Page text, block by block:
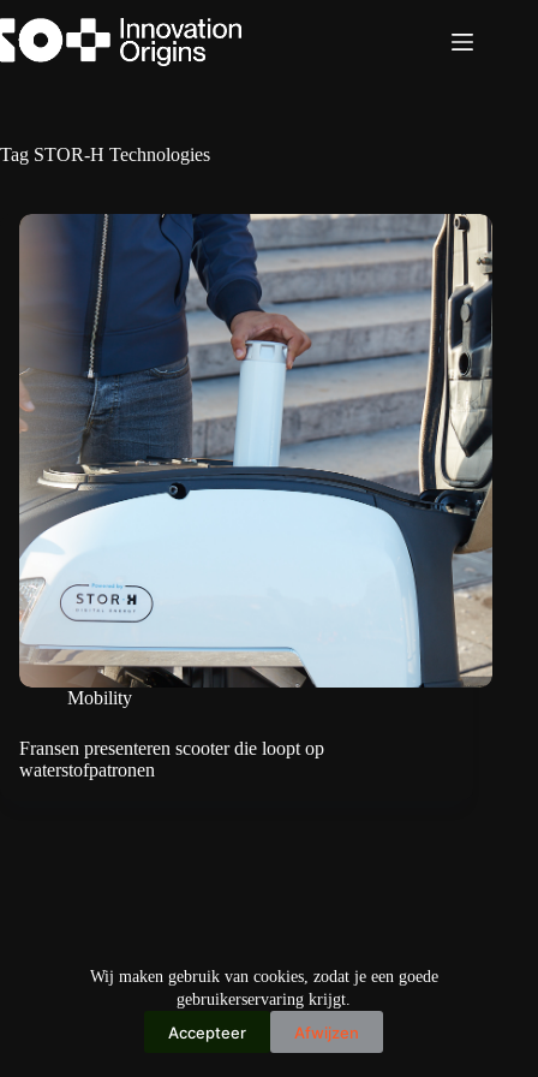
naar
de
Wij maken gebruik van cookies, zodat je een goede
gebruikerservaring krijgt.
Accepteer Afwijzen
Tag STOR-H Technologies
Mobility
Fransen presenteren scooter die loopt op
waterstofpatronen